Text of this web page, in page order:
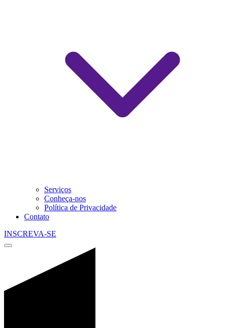
Serviços
Conheça-nos
Política de Privacidade
Contato
INSCREVA-SE